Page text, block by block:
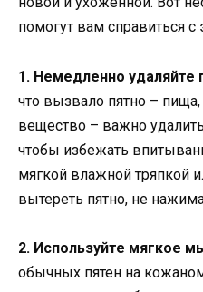
помогут вам справиться с
1. Немедленно удаляйте
что вызвало пятно –
вещество – важно
чтобы избежать
мягкой влажной тряпкой
вытереть пятно, не
2. Используйте мягкое
обычных пятен на